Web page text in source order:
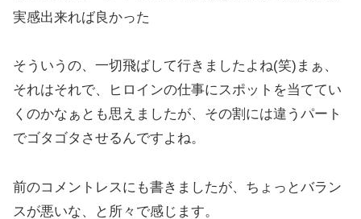
実感出来れば良かった
そういうの、一切飛ばして行きましたよね(笑)まぁ、
それはそれで、ヒロインの仕事にスポットを当ててい
くのかなぁとも思えましたが、その割には違うパート
でゴタゴタさせるんですよね。
前のコメントレスにも書きましたが、ちょっとバラン
スが悪いな、と所々で感じます。